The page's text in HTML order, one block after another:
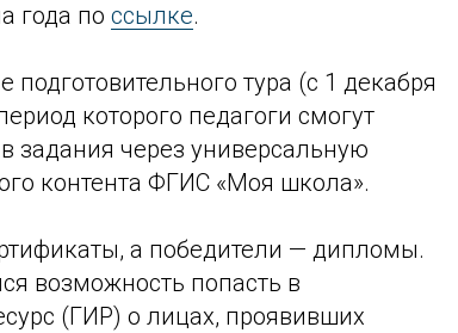
года по ссылке.
тура (с 1 декабря
которого педагоги смогут
задания через универсальную
контента ФГИС «Моя школа».
а победители — дипломы.
возможность попасть в
(ГИР) о лицах, проявивших